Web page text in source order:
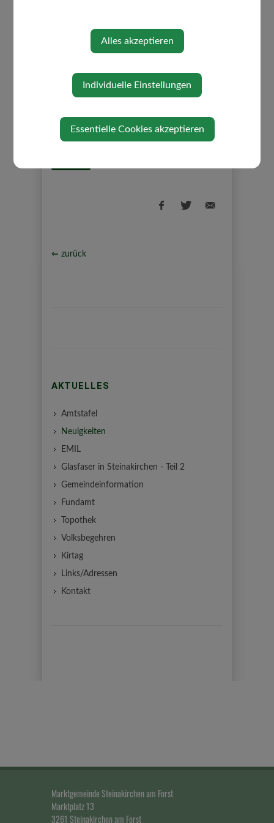
Dieses wird beim Einstieg in Finanzonline
hochgeladen und durch das Finanzamt
Dienstag, 23. Juni 2026
⇐ zurück
AKTUELLES
Amtstafel
Neuigkeiten
EMIL
Glasfaser in Steinakirchen - Teil 2
Gemeindeinformation
Fundamt
Topothek
Volksbegehren
Kirtag
Links/Adressen
Kontakt
Marktgemeinde Steinakirchen am Forst
Marktplatz 13
3261 Steinakirchen am Forst
Alles akzeptieren
Individuelle Einstellungen
Essentielle Cookies akzeptieren